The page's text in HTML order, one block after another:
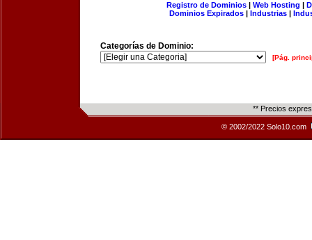
Registro de Dominios| Web Hosting |
Dominios Expirados | Industrias |
Categorías de Dominio:
[Pág.
** Precios
© 2002/2022 Solo10.com